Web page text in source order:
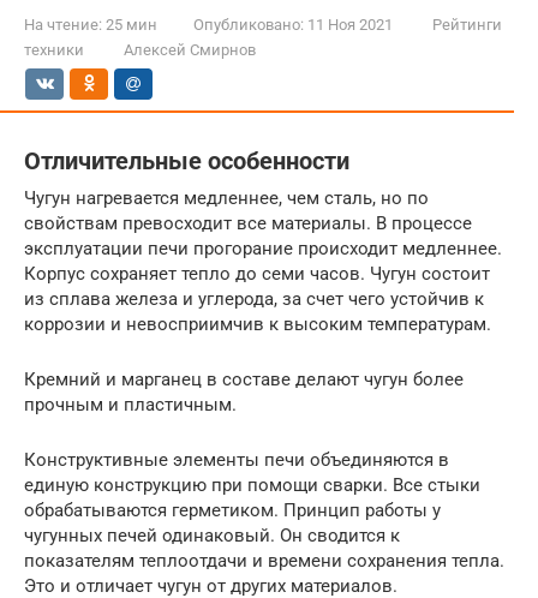
На чтение: 25 мин Опубликовано: 11 Ноя 2021
Рейтинги
техники
Алексей Смирнов
Отличительные особенности
Чугун нагревается медленнее, чем сталь, но по
свойствам превосходит все материалы. В процессе
эксплуатации печи прогорание происходит медленнее.
Корпус сохраняет тепло до семи часов. Чугун состоит
из сплава железа и углерода, за счет чего устойчив к
коррозии и невосприимчив к высоким температурам.
Кремний и марганец в составе делают чугун более
прочным и пластичным.
Конструктивные элементы печи объединяются в
единую конструкцию при помощи сварки. Все стыки
обрабатываются герметиком. Принцип работы у
чугунных печей одинаковый. Он сводится к
показателям теплоотдачи и времени сохранения тепла.
Это и отличает чугун от других материалов.